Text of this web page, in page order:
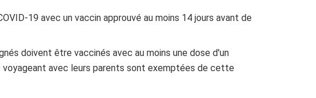
19 avec un vaccin approuvé au moins 14 jours avant de
doivent être vaccinés avec au moins une dose d'un
voyageant avec leurs parents sont exemptées de cette